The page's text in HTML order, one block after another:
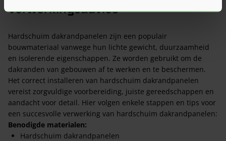
Verwerkingsadvies
Hardschuim dakrandpanelen zijn een populair
bouwmateriaal vanwege hun lichte gewicht, duurzaamheid
en isolerende eigenschappen. Ze worden gebruikt om de
dakranden van gebouwen af te werken en te beschermen.
Het correct installeren van hardschuim dakrandpanelen
vereist zorgvuldige voorbereiding, juiste gereedschappen en
aandacht voor detail. Hier volgen enkele stappen en tips voor
een succesvolle verwerking van hardschuim dakrandpanelen:
Benodigde materialen:
Hardschuim dakrandpanelen